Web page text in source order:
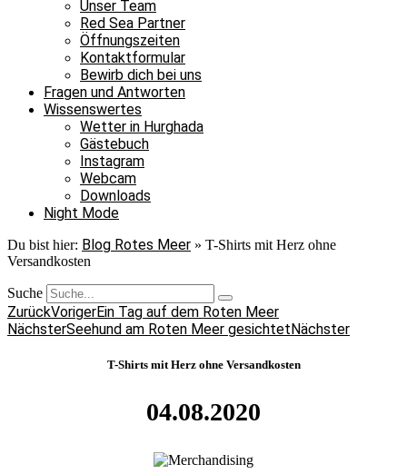
Unser Team
Red Sea Partner
Öffnungszeiten
Kontaktformular
Bewirb dich bei uns
Fragen und Antworten
Wissenswertes
Wetter in Hurghada
Gästebuch
Instagram
Webcam
Downloads
Night Mode
Du bist hier: Blog Rotes Meer » T-Shirts mit Herz ohne
Versandkosten
Suche
ZurückVorigerEin Tag auf dem Roten Meer
NächsterSeehund am Roten Meer gesichtetNächster
T-Shirts mit Herz ohne Versandkosten
04.08.2020